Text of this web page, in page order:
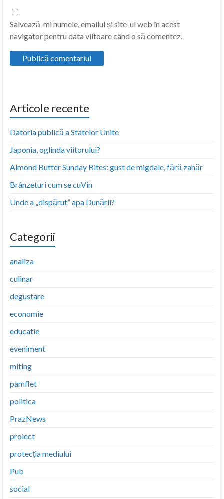
Salvează-mi numele, emailul și site-ul web în acest
navigator pentru data viitoare când o să comentez.
Articole recente
Datoria publică a Statelor Unite
Japonia, oglinda viitorului?
Almond Butter Sunday Bites: gust de migdale, fără zahăr
Brânzeturi cum se cuVin
Unde a „dispărut” apa Dunării?
Categorii
analiza
culinar
degustare
economie
educatie
eveniment
miting
pamflet
politica
PrazNews
proiect
protecția mediului
Pub
social